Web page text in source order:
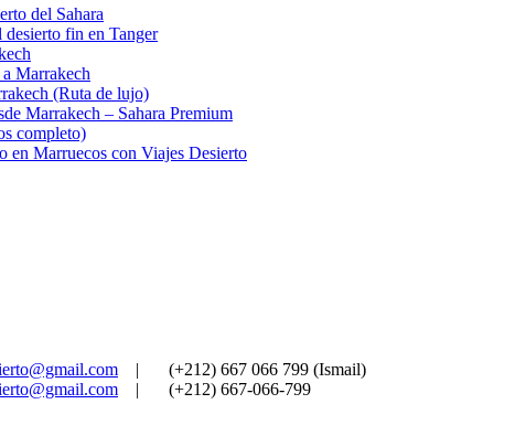
del Sahara
desierto fin en Tanger
Marrakech
(Ruta de lujo)
Marrakech – Sahara Premium
completo)
en Marruecos con Viajes Desierto
|
(+212) 667 066 799 (Ismail)
|
(+212) 667-066-799